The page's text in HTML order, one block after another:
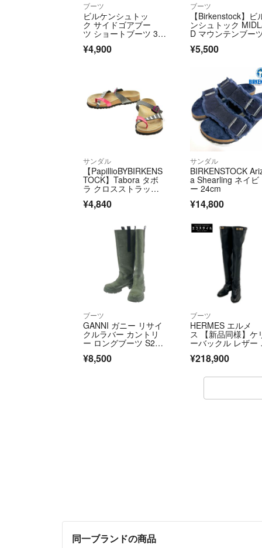
ブーツ
ビルケンシュトッ
ク サイドゴアブー
ツ ショートブーツ 3
¥4,900
ブーツ
【Birkenstock】ビ
ンシュトック
D マウンテンブー
¥5,500
サンダル
【PapillioBYBIRKENS
TOCK】Tabora タボ
ラ クロスストラッ
プ コンフォートサン
ダル
¥4,840
サンダル
BIRKENSTOCK
a Shearling ネイビ
ー 24cm
¥14,800
ブーツ
GANNI ガニー リサイ
クルラバー カントリ
ー ロングブーツ S218
0 カーキ 38
¥8,500
ブーツ
HERMES エルメ
ス 【新品同様】ケ
ーバックル レザー
イハイブーツ 37
¥218,900
同一ブランドの商品